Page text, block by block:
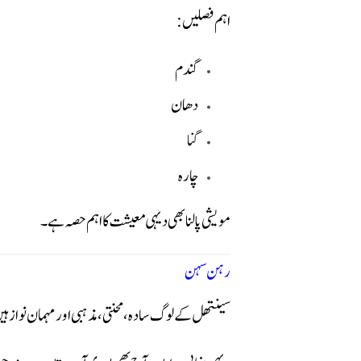
اہم فصلیں:
گندم
دھان
گنا
چارہ
مویشی پالنا بھی دیہی معیشت کا اہم حصہ ہے۔
رہن سہن
سینتھل کے لوگ سادہ، محنتی، مذہبی اور مہمان نواز